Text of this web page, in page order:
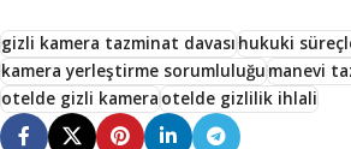
gizli kamera tazminat davasıhukuki
kamera yerleştirme sorumluluğumanevi
otelde gizli kameraotelde gizlilik ihlali